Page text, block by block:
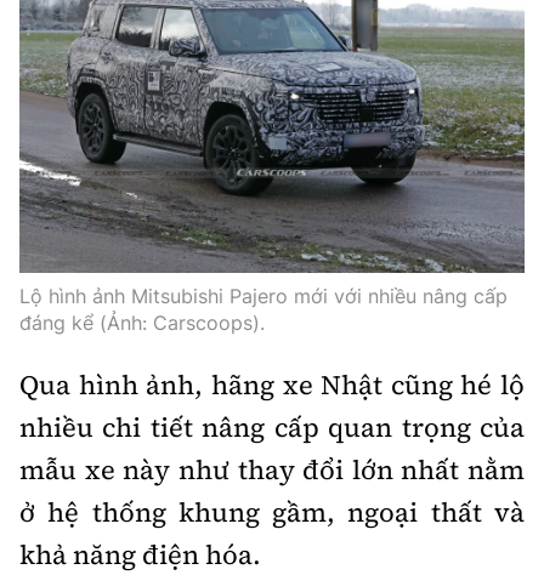
Cơ quan chủ quản: Bộ Xây dựng
Tổng biên tập:Nguyễn Thị Hồng Nga
Trưởng ban Ô tô - Xe máy:Nguyễn Tiến Mạnh
Giấy phép số: 03/GP-BC, cấp ngày 22/4/2025
Chuyên trang của Báo Xây dựng
Tòa soạn: Số 2 Nguyễn Công Hoan, phường Giảng Võ,
Hà Nội.
Hotline: 0967 376 459;
Liên hệ quảng cáo phát hành: 0915.057.282
Email:bandoc@baoxaydung.vn
Lộ hình ảnh Mitsubishi Pajero mới với nhiều nâng cấp
đáng kể (Ảnh: Carscoops).
Qua hình ảnh, hãng xe Nhật cũng hé lộ
nhiều chi tiết nâng cấp quan trọng của
mẫu xe này như thay đổi lớn nhất nằm
ở hệ thống khung gầm, ngoại thất và
khả năng điện hóa.